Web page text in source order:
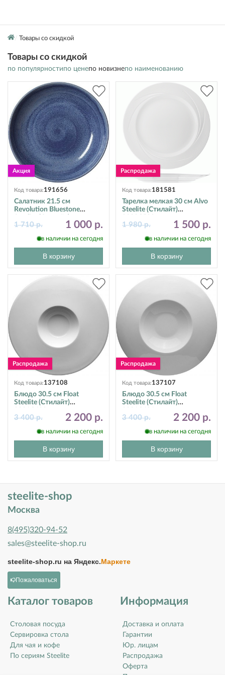
Товары со скидкой
Товары со скидкой
по популярностипо ценепо новизнепо наименованию
Код товара:191656
Салатник 21.5 см
Revolution Bluestone
17770570
1 000 р.
1 710 р.
в наличии на сегодня
В корзину
Код товара:181581
Тарелка мелкая 30 см Alvo
Steelite (Стилайт)
1 500 р.
1 980 р.
в наличии на сегодня
В корзину
Код товара:137108
Блюдо 30.5 см Float
Steelite (Стилайт)
2 200 р.
3 400 р.
в наличии на сегодня
В корзину
Код товара:137107
Блюдо 30.5 см Float
Steelite (Стилайт)
2 200 р.
3 400 р.
в наличии на сегодня
В корзину
steelite-shop
Москва
8(495)320-94-52
sales@steelite-shop.ru
steelite-shop.ru на Яндекс.Маркете
Пожаловаться
Каталог товаров
Столовая посуда
Сервировка стола
Для чая и кофе
По сериям Steelite
Информация
Доставка и оплата
Гарантии
Юр. лицам
Распродажа
Оферта